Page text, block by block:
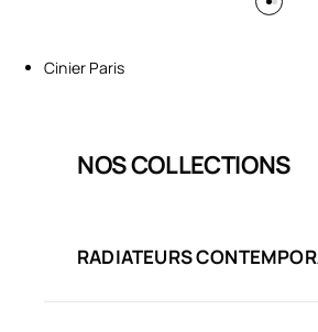
Cinier Paris
NOS COLLECTIONS
RADIATEURS